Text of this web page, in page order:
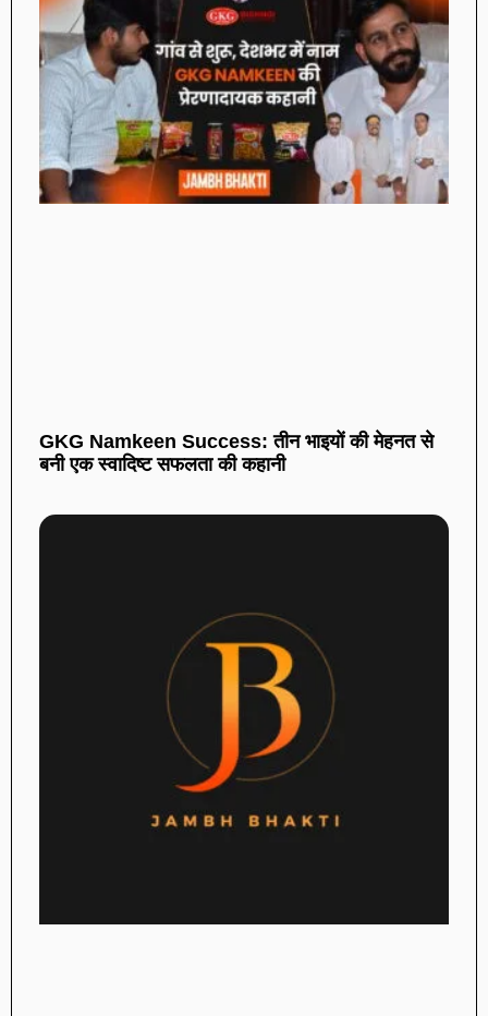
GKG Namkeen Success: तीन भाइयों की मेहनत से
बनी एक स्वादिष्ट सफलता की कहानी